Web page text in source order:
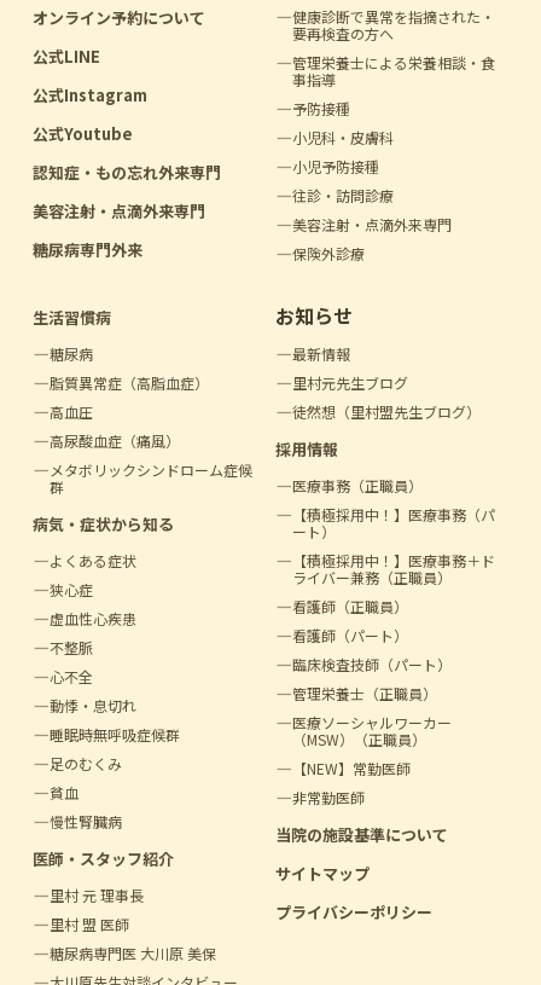
オンライン予約について
公式LINE
公式Instagram
公式Youtube
認知症・もの忘れ外来専門
美容注射・点滴外来専門
糖尿病専門外来
健康診断で異常を指摘された・
要再検査の方へ
管理栄養士による栄養相談・食
事指導
予防接種
小児科・皮膚科
小児予防接種
往診・訪問診療
美容注射・点滴外来専門
保険外診療
生活習慣病
糖尿病
脂質異常症（高脂血症）
高血圧
高尿酸血症（痛風）
メタボリックシンドローム症候
群
病気・症状から知る
よくある症状
狭心症
虚血性心疾患
不整脈
心不全
動悸・息切れ
睡眠時無呼吸症候群
足のむくみ
貧血
慢性腎臓病
医師・スタッフ紹介
里村 元 理事長
里村 盟 医師
糖尿病専門医 大川原 美保
お知らせ
最新情報
里村元先生ブログ
徒然想（里村盟先生ブログ）
採用情報
医療事務（正職員）
【積極採用中！】医療事務（パ
ート）
【積極採用中！】医療事務＋ ド
ライバー兼務（正職員）
看護師（正職員）
看護師（パート）
臨床検査技師（パート）
管理栄養士（正職員）
医療ソーシャルワーカー
（MSW）（正職員）
【NEW】常勤医師
非常勤医師
当院の施設基準について
サイトマップ
プライバシーポリシー